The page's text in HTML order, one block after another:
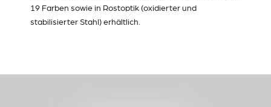
19 Farben sowie in Rostoptik (oxidierter und
stabilisierter Stahl) erhältlich.